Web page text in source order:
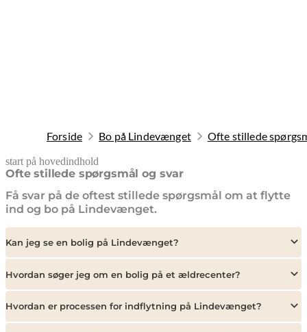
Forside Bo på Lindevænget Ofte stillede
start på hovedindhold
Ofte stillede spørgsmål og svar
Få svar på de oftest stillede spørgsmål om at flytte
ind og bo på Lindevænget.
senest opdateret 10. februar 2026
Kan jeg se en bolig på Lindevænget?
Hvordan søger jeg om en bolig på et ældrecenter?
Hvordan er processen for indflytning på Lindevænget?